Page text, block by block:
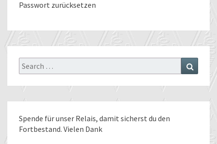
Passwort zurücksetzen
Search
for:
Search
Spende für unser Relais, damit sicherst du den
Fortbestand. Vielen Dank